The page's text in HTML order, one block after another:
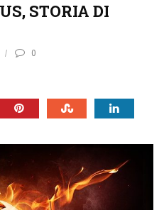
STORIA DI
0